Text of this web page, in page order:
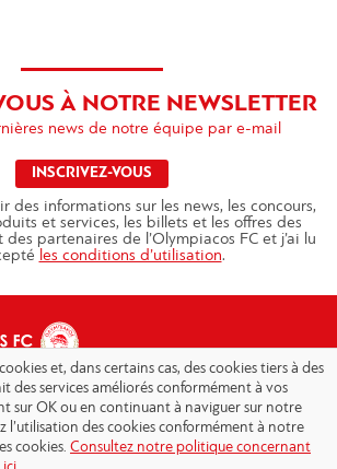
À NOTRE NEWSLETTER
news de notre équipe par e-mail
INSCRIVEZ-VOUS
des informations sur les news, les concours,
et services, les billets et les offres des
des partenaires de l’Olympiacos FC et j’ai lu
les conditions d’utilisation.
et, dans certains cas, des cookies tiers à des
des services améliorés conformément à vos
sur OK ou en continuant à naviguer sur notre
l’utilisation des cookies conformément à notre
cookies. Consultez notre politique concernant